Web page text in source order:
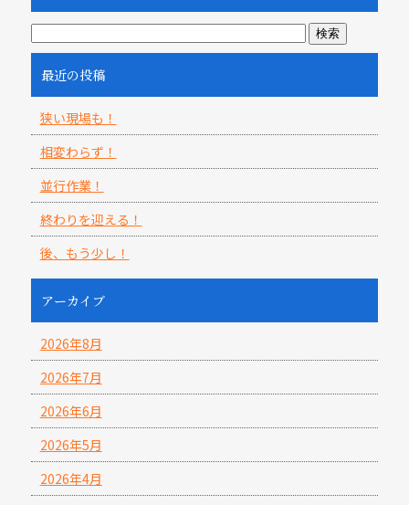
最近の投稿
狭い現場も！
相変わらず！
並行作業！
終わりを迎える！
後、もう少し！
アーカイブ
2026年8月
2026年7月
2026年6月
2026年5月
2026年4月